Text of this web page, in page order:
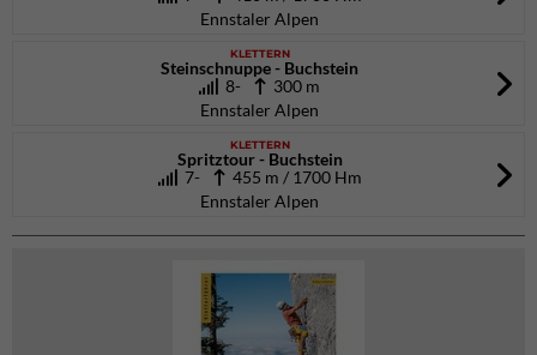
Ennstaler Alpen
KLETTERN
Steinschnuppe - Buchstein
8-
300 m
Ennstaler Alpen
KLETTERN
Spritztour - Buchstein
7- 455 m / 1700 Hm
Ennstaler Alpen